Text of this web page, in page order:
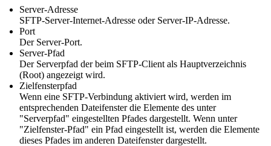
Server-Adresse
SFTP-Server-Internet-Adresse oder Server-IP-Adresse.
Port
Der Server-Port.
Server-Pfad
Der Serverpfad der beim SFTP-Client als Hauptverzeichnis
(Root) angezeigt wird.
Zielfensterpfad
Wenn eine SFTP-Verbindung aktiviert wird, werden im
entsprechenden Dateifenster die Elemente des unter
"Serverpfad" eingestellten Pfades dargestellt. Wenn unter
"Zielfenster-Pfad" ein Pfad eingestellt ist, werden die Elemente
dieses Pfades im anderen Dateifenster dargestellt.